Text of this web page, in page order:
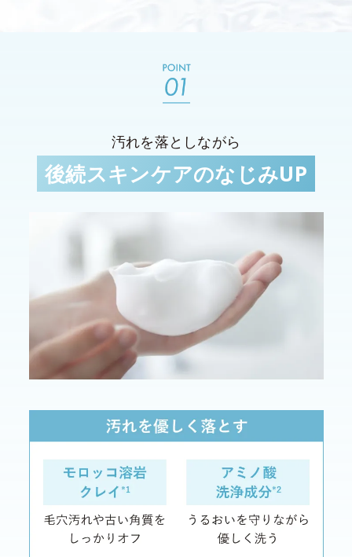
汚れを落としながら
後続スキンケアのなじみUP